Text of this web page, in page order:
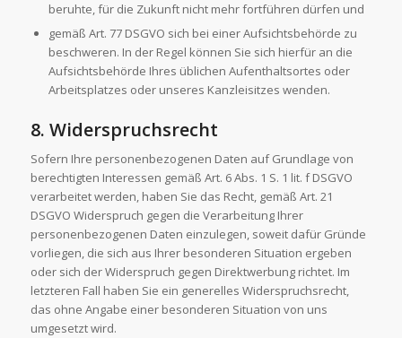
beruhte, für die Zukunft nicht mehr fortführen dürfen und
gemäß Art. 77 DSGVO sich bei einer Aufsichtsbehörde zu
beschweren. In der Regel können Sie sich hierfür an die
Aufsichtsbehörde Ihres üblichen Aufenthaltsortes oder
Arbeitsplatzes oder unseres Kanzleisitzes wenden.
8. Widerspruchsrecht
Sofern Ihre personenbezogenen Daten auf Grundlage von
berechtigten Interessen gemäß Art. 6 Abs. 1 S. 1 lit. f DSGVO
verarbeitet werden, haben Sie das Recht, gemäß Art. 21
DSGVO Widerspruch gegen die Verarbeitung Ihrer
personenbezogenen Daten einzulegen, soweit dafür Gründe
vorliegen, die sich aus Ihrer besonderen Situation ergeben
oder sich der Widerspruch gegen Direktwerbung richtet. Im
letzteren Fall haben Sie ein generelles Widerspruchsrecht,
das ohne Angabe einer besonderen Situation von uns
umgesetzt wird.